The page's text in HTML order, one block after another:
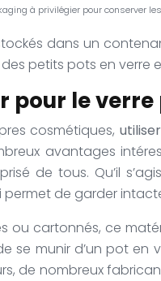
à privilégier pour conserver
dans un
petits pots en verre
pour le
cosmétiques,
avantages
de tous. Qu’il
de garder
ou cartonnés, ce
se munir d’un pot
de nombreux